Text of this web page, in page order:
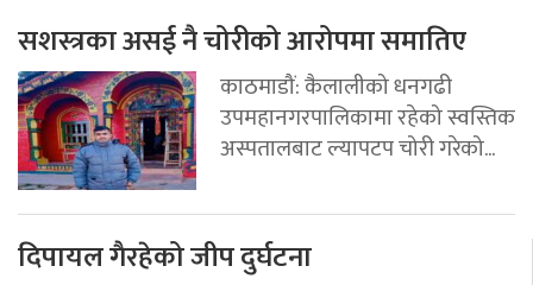
सशस्त्रका असई नै चोरीको आरोपमा समातिए
काठमाडौं: कैलालीको धनगढी
उपमहानगरपालिकामा रहेको स्वस्तिक
अस्पतालबाट ल्यापटप चोरी गरेको...
दिपायल गैरहेको जीप दुर्घटना